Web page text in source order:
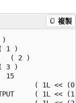
複製
)
( 1 )
( 2 )
( 3 )
15
( 1L <<
( 1L <<